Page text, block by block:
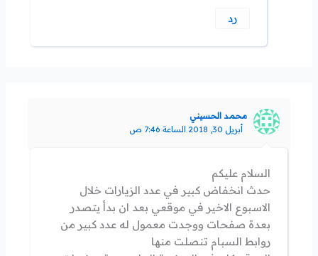
رد
محمد الحسيني
أبريل 30, 2018 الساعة 7:46 ص
السلام عليكم
حدث انخفاض كبير في عدد الزيارات خلال
الاسبوع الاخير في موقعي بعد ان بدأ يتصدر
بعدة صفحات ووجدت معمول له عدد كبير من
روابط السبام تنصلت منها